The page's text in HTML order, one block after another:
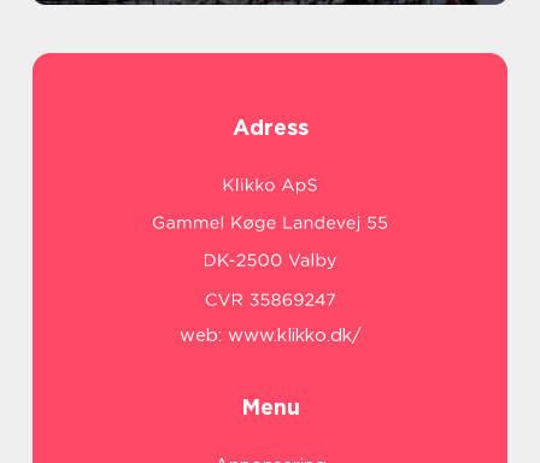
Adress
web: www.klikko.dk/
Menu